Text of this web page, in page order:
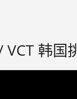
韩国